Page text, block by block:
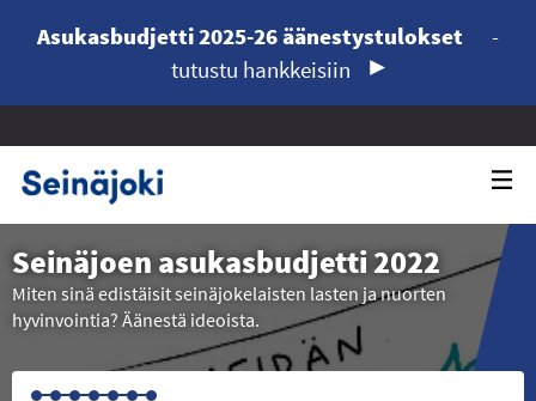
Asukasbudjetti 2025-26 äänestystulokset
-
tutustu hankkeisiin
Seinäjoen asukasbudjetti 2022
Miten sinä edistäisit seinäjokelaisten lasten ja nuorten
hyvinvointia? Äänestä ideoista.